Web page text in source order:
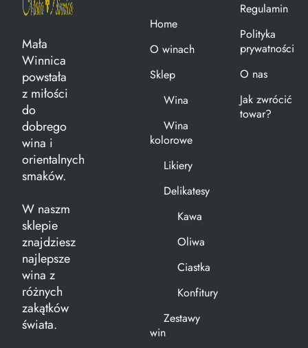
Mała
Winnica
powstała
z miłości
do
dobrego
wina i
orientalnych
smaków.
W naszm
sklepie
znajdziesz
najlepsze
wina z
różnych
zakątków
świata.
Home
O winach
Sklep
Wina
Wina
kolorowe
Likiery
Delikatesy
Kawa
Oliwa
Ciastka
Konfitury
Zestawy
win
Regulamin
Polityka
prywatności
O nas
Jak zwrócić
towar?